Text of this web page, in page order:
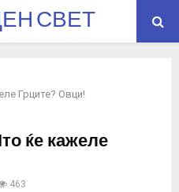
СВЕТ
Грците? Овци!
ќе кажеле
463